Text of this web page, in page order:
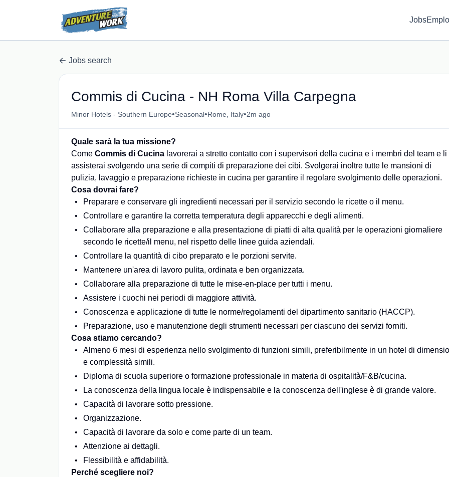
Jobs
Jobs search
Commis di Cucina - NH Roma Villa Carpegna
Minor Hotels - Southern Europe•Seasonal•Rome, Italy•2m ago
Quale sarà la tua missione?
Come Commis di Cucina lavorerai a stretto contatto con i supervisori della cucina e i membri del team e li
assisterai svolgendo una serie di compiti di preparazione dei cibi. Svolgerai inoltre tutte le mansioni di
pulizia, lavaggio e preparazione richieste in cucina per garantire il regolare svolgimento delle operazioni.
Cosa dovrai fare?
Preparare e conservare gli ingredienti necessari per il servizio secondo le ricette o il menu.
Controllare e garantire la corretta temperatura degli apparecchi e degli alimenti.
Collaborare alla preparazione e alla presentazione di piatti di alta qualità per le operazioni giornaliere
secondo le ricette/il menu, nel rispetto delle linee guida aziendali.
Controllare la quantità di cibo preparato e le porzioni servite.
Mantenere un'area di lavoro pulita, ordinata e ben organizzata.
Collaborare alla preparazione di tutte le mise-en-place per tutti i menu.
Assistere i cuochi nei periodi di maggiore attività.
Conoscenza e applicazione di tutte le norme/regolamenti del dipartimento sanitario (HACCP).
Preparazione, uso e manutenzione degli strumenti necessari per ciascuno dei servizi forniti.
Cosa stiamo cercando?
Almeno 6 mesi di esperienza nello svolgimento di funzioni simili, preferibilmente in un hotel di
e complessità simili.
Diploma di scuola superiore o formazione professionale in materia di ospitalità/F&B/cucina.
La conoscenza della lingua locale è indispensabile e la conoscenza dell'inglese è di grande valore.
Capacità di lavorare sotto pressione.
Organizzazione.
Capacità di lavorare da solo e come parte di un team.
Attenzione ai dettagli.
Flessibilità e affidabilità.
Perché scegliere noi?